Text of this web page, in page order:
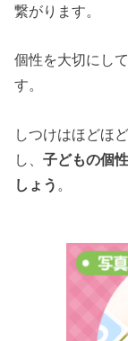
繋がります。
個性を大切にし
す。
しつけはほどほ
し、子どもの個
しょう 。